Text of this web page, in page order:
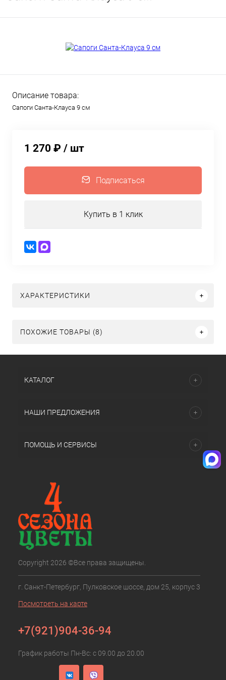
Описание товара:
Сапоги Санта-Клауса 9 см
1 270 ₽ / шт
Подписаться
Купить в 1 клик
ХАРАКТЕРИСТИКИ
ПОХОЖИЕ ТОВАРЫ (8)
КАТАЛОГ
НАШИ ПРЕДЛОЖЕНИЯ
ПОМОЩЬ И СЕРВИСЫ
Copyright 2026 ©Все права защищены.
г. Санкт-Петербург, Пулковское шоссе, дом 25, корпус 3
Посмотреть на карте
+7(921)904-36-94
График работы Пн-Вс: с 09.00 до 20.00